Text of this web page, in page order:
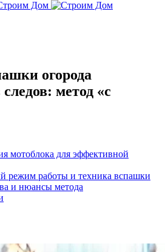
огорода
метод «с
мотоблока для эффективной
режим работы и техника вспашки
и нюансы метода